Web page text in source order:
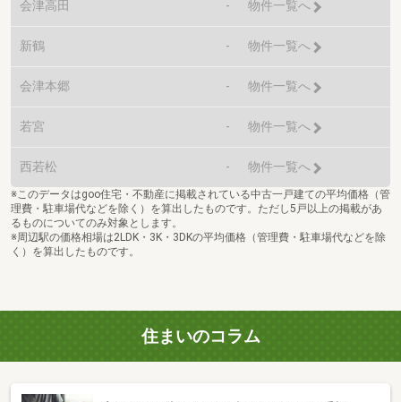
会津高田 - 物件一覧へ
新鶴 - 物件一覧へ
会津本郷 - 物件一覧へ
若宮 - 物件一覧へ
西若松 - 物件一覧へ
※このデータはgoo住宅・不動産に掲載されている中古一戸建ての平均価格（管
理費・駐車場代などを除く）を算出したものです。ただし5戸以上の掲載があ
るものについてのみ対象とします。
※周辺駅の価格相場は2LDK・3K・3DKの平均価格（管理費・駐車場代などを除
く）を算出したものです。
住まいのコラム